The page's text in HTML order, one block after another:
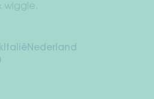
wiggle.
Italië Nederland